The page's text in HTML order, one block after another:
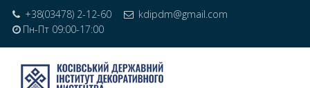
+38(03478) 2-12-60
kdipdm@gmail.com
Пн-Пт 09:00-17:00